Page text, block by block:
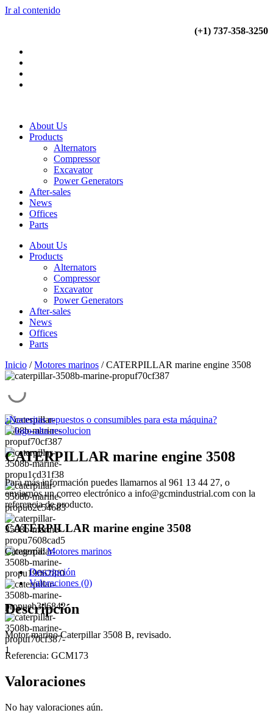
Ir al contenido
(+1) 737-358-3250
About Us
Products
Alternators
Compressor
Excavator
Power Generators
After-sales
News
Offices
Parts
About Us
Products
Alternators
Compressor
Excavator
Power Generators
After-sales
News
Offices
Parts
Inicio /Motores marinos / CATERPILLAR marine engine 3508
¿Necesitas repuestos o consumibles para esta máquina?
CATERPILLAR marine engine 3508
Para más información puedes llamarnos al 961 13 44 27, o
enviarnos un correo electrónico a info@gcmindustrial.com con la
referencia de producto.
CATERPILLAR marine engine 3508
Categoría:Motores marinos
Descripción
Valoraciones (0)
Descripción
Motor marino Caterpillar 3508 B, revisado.
Referencia: GCM173
Valoraciones
No hay valoraciones aún.